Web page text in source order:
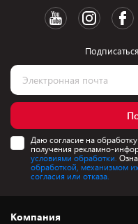
Даю согласие на
получения рекламно-
условиями обработки.
обработкой, механизмом
согласия или отказа.
Компания